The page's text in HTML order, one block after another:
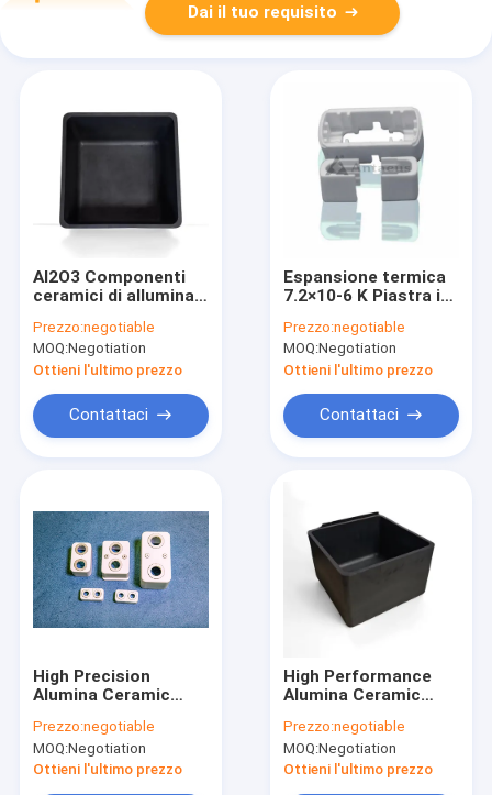
Dai il tuo requisito
Al2O3 Componenti
ceramici di allumina
massima 1,0 volte 10
alla 11 negativa e
coefficiente di
espansione termica
7,5 volte 10 alla 6
negativa per Kelvin
Prezzo:negotiable
MOQ:Negotiation
Ottieni l'ultimo prezzo
Contattaci
Espansione termica
7.2×10-6 K Piastra in
Tolleranza di
precisione ±0,02 mm
Adatta per
applicazioni
industriali ad alta
temperatura
Prezzo:negotiable
MOQ:Negotiation
Ottieni l'ultimo prezzo
Contattaci
High Precision
Alumina Ceramic
±0.02 mm Tolerance
and 358-550 Mpa
Flexural Strength
Prezzo:negotiable
MOQ:Negotiation
Ottieni l'ultimo prezzo
High Performance
Alumina Ceramic
Dielectricity
Constant 9-9.7, 0%
Water Absorption,
Prezzo:negotiable
MOQ:Negotiation
Ottieni l'ultimo prezzo